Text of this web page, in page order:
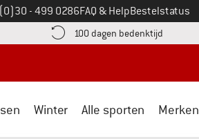
op- 499 0286FAQ & HelpBestelstatus
hier! Opent in een infovak
100 dagen bedenktijd Vind
Winter Alle sporten Merken